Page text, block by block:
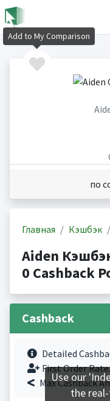
по
Главная Кэшбэк
Aiden
0 Cashback
Cashback
Detailed
First Order Rate.
Max Cashback
Add to My Comparison
Use our
the